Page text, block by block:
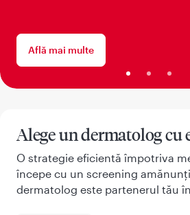
Află mai multe
Alege un dermatolog cu
O strategie eficientă împotriva
începe cu un screening
dermatolog este partenerul tău